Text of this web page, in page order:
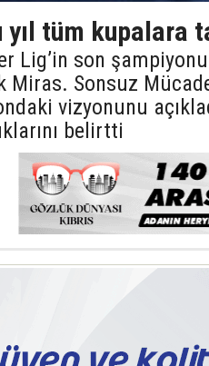
yıl tüm kupalara
Lig’in son
Miras. Sonsuz
vizyonunu
belirtti